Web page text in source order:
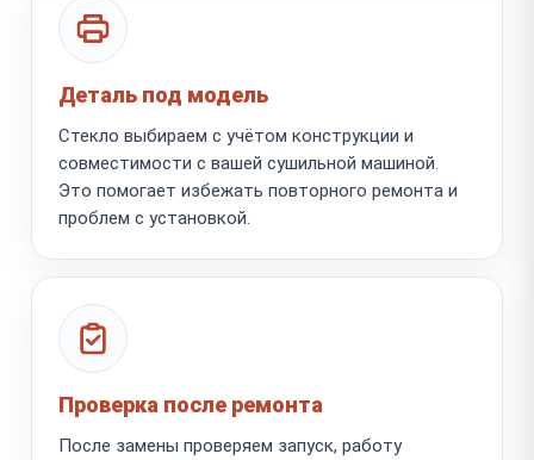
Деталь под модель
Стекло выбираем с учётом конструкции и
совместимости с вашей сушильной машиной.
Это помогает избежать повторного ремонта и
проблем с установкой.
Проверка после ремонта
После замены проверяем запуск, работу